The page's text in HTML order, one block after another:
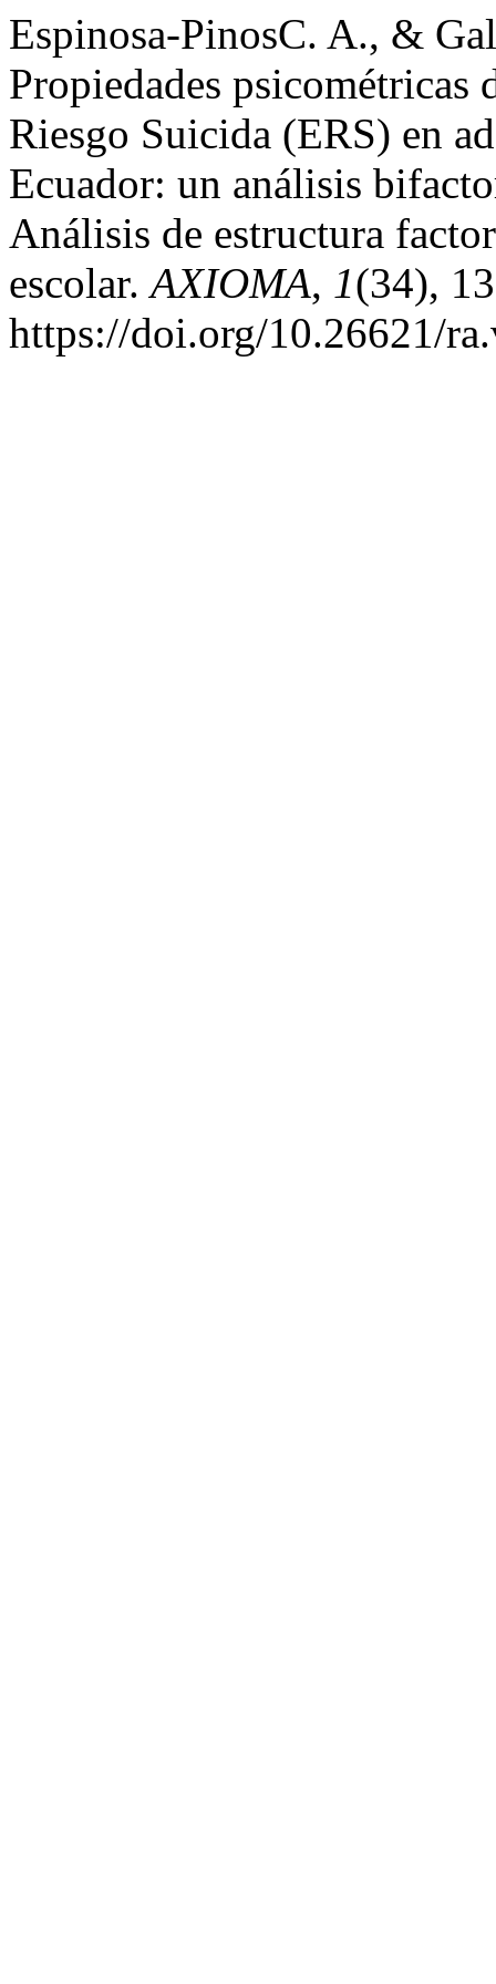
Espinosa-PinosC. A., &
Propiedades
Riesgo Suicida (ERS) en
Ecuador: un análisis
Análisis de estructura
escolar.AXIOMA, 1(34),
https://doi.org/10.26621/